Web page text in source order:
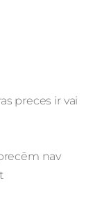
preces ir vai
nav